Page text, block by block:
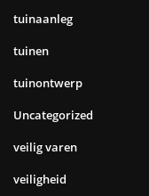
tuinaanleg
tuinen
tuinontwerp
Uncategorized
veilig varen
veiligheid